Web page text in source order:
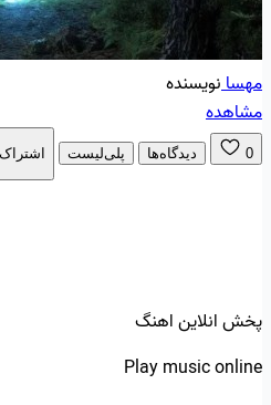
مهسانویسنده
مشاهده
0 دیدگاه‌ها پلی‌لیست اشتراک
پخش انلاین اهنگ
Play music online